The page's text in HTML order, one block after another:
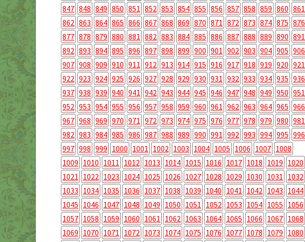
847 848 849 850 851 852 853 854 855 856 857 858 859 860 861
862 863 864 865 866 867 868 869 870 871 872 873 874 875 876
877 878 879 880 881 882 883 884 885 886 887 888 889 890 891
892 893 894 895 896 897 898 899 900 901 902 903 904 905 906
907 908 909 910 911 912 913 914 915 916 917 918 919 920 921
922 923 924 925 926 927 928 929 930 931 932 933 934 935 936
937 938 939 940 941 942 943 944 945 946 947 948 949 950 951
952 953 954 955 956 957 958 959 960 961 962 963 964 965 966
967 968 969 970 971 972 973 974 975 976 977 978 979 980 981
982 983 984 985 986 987 988 989 990 991 992 993 994 995 996
997 998 999 1000 1001 1002 1003 1004 1005 1006 1007 1008
1009 1010 1011 1012 1013 1014 1015 1016 1017 1018 1019 1020
1021 1022 1023 1024 1025 1026 1027 1028 1029 1030 1031 1032
1033 1034 1035 1036 1037 1038 1039 1040 1041 1042 1043 1044
1045 1046 1047 1048 1049 1050 1051 1052 1053 1054 1055 1056
1057 1058 1059 1060 1061 1062 1063 1064 1065 1066 1067 1068
1069 1070 1071 1072 1073 1074 1075 1076 1077 1078 1079 1080